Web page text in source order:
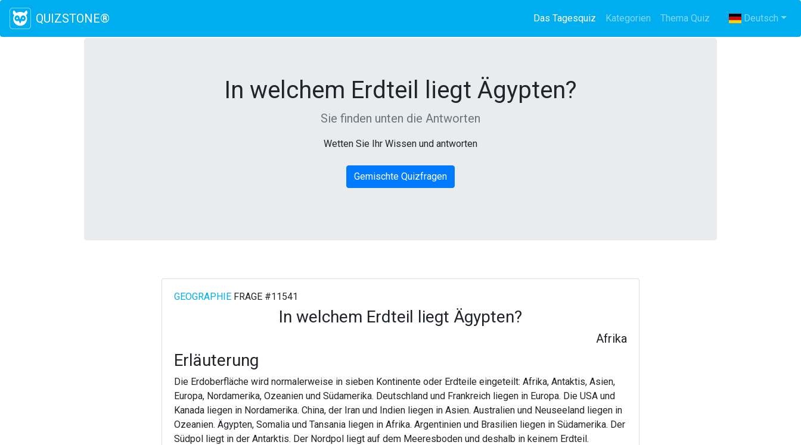
QUIZSTONE® Das Tagesquiz (current)
Kategorien Thema Quiz Deutsch
In welchem Erdteil liegt Ägypten?
Sie finden unten die Antworten
Wetten Sie Ihr Wissen und antworten
Gemischte Quizfragen
GEOGRAPHIEFRAGE #11541
In welchem Erdteil liegt Ägypten?
Afrika
Erläuterung
Die Erdoberfläche wird normalerweise in sieben Kontinente oder Erdteile eingeteilt: Afrika, Antaktis, Asien,
Europa, Nordamerika, Ozeanien und Südamerika. Deutschland und Frankreich liegen in Europa. Die USA und
Kanada liegen in Nordamerika. China, der Iran und Indien liegen in Asien. Australien und Neuseeland liegen in
Ozeanien. Ägypten, Somalia und Tansania liegen in Afrika. Argentinien und Brasilien liegen in Südamerika. Der
Südpol liegt in der Antarktis. Der Nordpol liegt auf dem Meeresboden und deshalb in keinem Erdteil.